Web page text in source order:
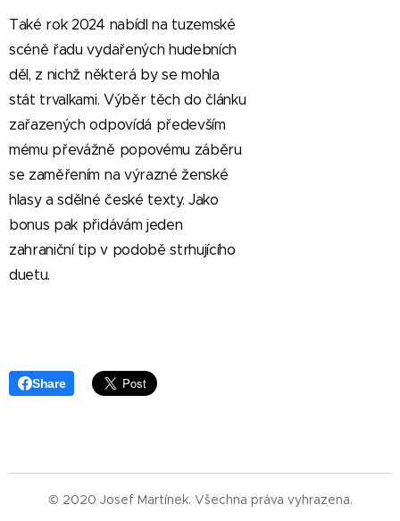
Také rok 2024 nabídl na tuzemské
scéně řadu vydařených hudebních
děl, z nichž některá by se mohla
stát trvalkami. Výběr těch do článku
zařazených odpovídá především
mému převážně popovému záběru
se zaměřením na výrazné ženské
hlasy a sdělné české texty. Jako
bonus pak přidávám jeden
zahraniční tip v podobě strhujícího
duetu.
Share
© 2020 Josef Martínek. Všechna práva vyhrazena.